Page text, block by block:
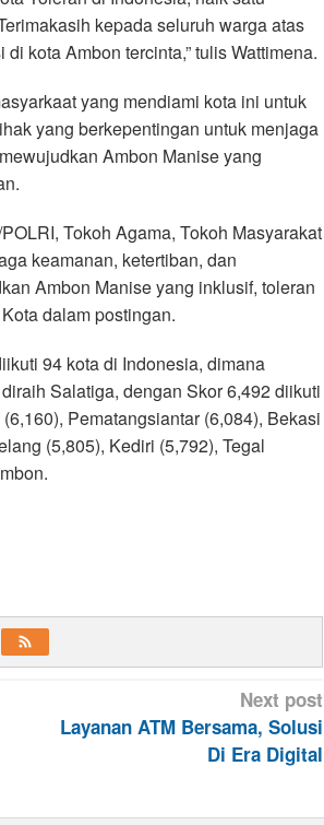
kepada seluruh warga atas
kota Ambon tercinta,” tulis Wattimena.
yang mendiami kota ini untuk
yang berkepentingan untuk menjaga
Ambon Manise yang
Tokoh Agama, Tokoh Masyarakat
keamanan, ketertiban, dan
Ambon Manise yang inklusif, toleran
dalam postingan.
94 kota di Indonesia, dimana
Salatiga, dengan Skor 6,492 diikuti
Pematangsiantar (6,084), Bekasi
(5,805), Kediri (5,792), Tegal
Next post
Layanan ATM Bersama, Solusi
Di Era Digital